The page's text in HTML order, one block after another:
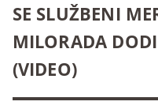
SE SLUŽBENI
MILORADA
(VIDEO)